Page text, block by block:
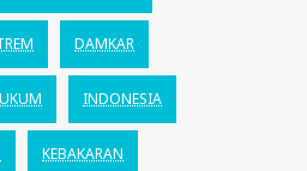
DAMKAR
INDONESIA
KEBAKARAN